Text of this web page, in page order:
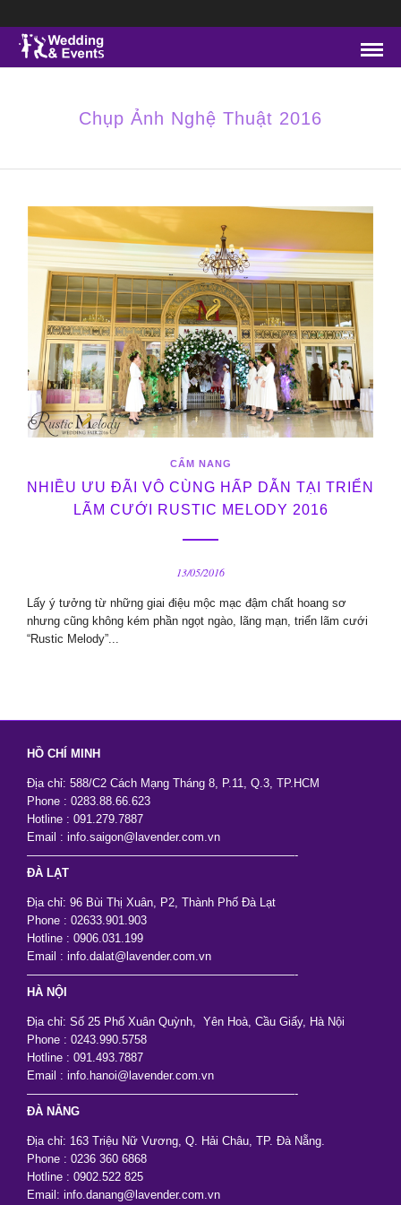
Chụp Ảnh Nghệ Thuật 2016
CẨM NANG
NHIỀU ƯU ĐÃI VÔ CÙNG HẤP DẪN TẠI TRIỂN
LÃM CƯỚI RUSTIC MELODY 2016
13/05/2016
Lấy ý tưởng từ những giai điệu mộc mạc đậm chất hoang sơ
nhưng cũng không kém phần ngọt ngào, lãng mạn, triển lãm cưới
“Rustic Melody”...
HỒ CHÍ MINH
Địa chỉ: 588/C2 Cách Mạng Tháng 8, P.11, Q.3, TP.HCM
Phone : 0283.88.66.623
Hotline : 091.279.7887
Email : info.saigon@lavender.com.vn
———————————————————————-
ĐÀ LẠT
Địa chỉ: 96 Bùi Thị Xuân, P2, Thành Phố Đà Lạt
Phone : 02633.901.903
Hotline : 0906.031.199
Email : info.dalat@lavender.com.vn
———————————————————————-
HÀ NỘI
Địa chỉ: Số 25 Phố Xuân Quỳnh, Yên Hoà, Cầu Giấy, Hà Nội
Phone : 0243.990.5758
Hotline : 091.493.7887
Email : info.hanoi@lavender.com.vn
———————————————————————-
ĐÀ NẴNG
Địa chỉ: 163 Triệu Nữ Vương, Q. Hải Châu, TP. Đà Nẵng.
Phone : 0236 360 6868
Hotline : 0902.522 825
Email: info.danang@lavender.com.vn